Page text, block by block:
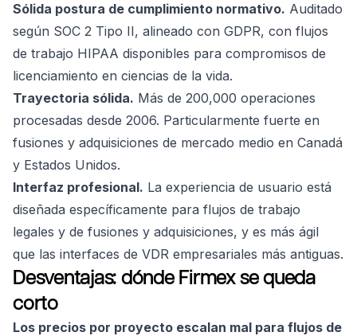
Sólida postura de cumplimiento normativo. Auditado
según SOC 2 Tipo II, alineado con GDPR, con flujos
de trabajo HIPAA disponibles para compromisos de
licenciamiento en ciencias de la vida.
Trayectoria sólida. Más de 200,000 operaciones
procesadas desde 2006. Particularmente fuerte en
fusiones y adquisiciones de mercado medio en Canadá
y Estados Unidos.
Interfaz profesional. La experiencia de usuario está
diseñada específicamente para flujos de trabajo
legales y de fusiones y adquisiciones, y es más ágil
que las interfaces de VDR empresariales más antiguas.
Desventajas: dónde Firmex se queda
corto
Los precios por proyecto escalan mal para flujos de